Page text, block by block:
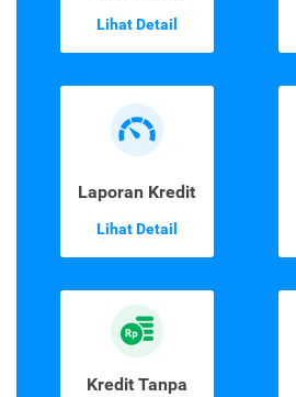
Lihat Detail
Laporan Kredit
Lihat Detail
Kredit Tanpa